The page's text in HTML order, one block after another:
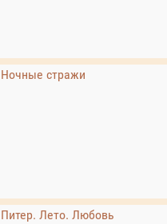
Ночные стражи
Питер. Лето. Любовь